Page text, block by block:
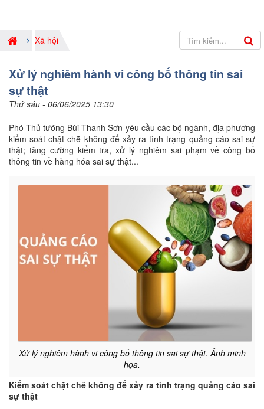
Xã hội
Xử lý nghiêm hành vi công bố thông tin sai
sự thật
Thứ sáu - 06/06/2025 13:30
Phó Thủ tướng Bùi Thanh Sơn yêu cầu các bộ ngành, địa phương
kiểm soát chặt chẽ không để xảy ra tình trạng quảng cáo sai sự
thật; tăng cường kiểm tra, xử lý nghiêm sai phạm về công bố
thông tin về hàng hóa sai sự thật...
Xử lý nghiêm hành vi công bố thông tin sai sự thật. Ảnh minh
họa.
Kiểm soát chặt chẽ không để xảy ra tình trạng quảng cáo sai
sự thật